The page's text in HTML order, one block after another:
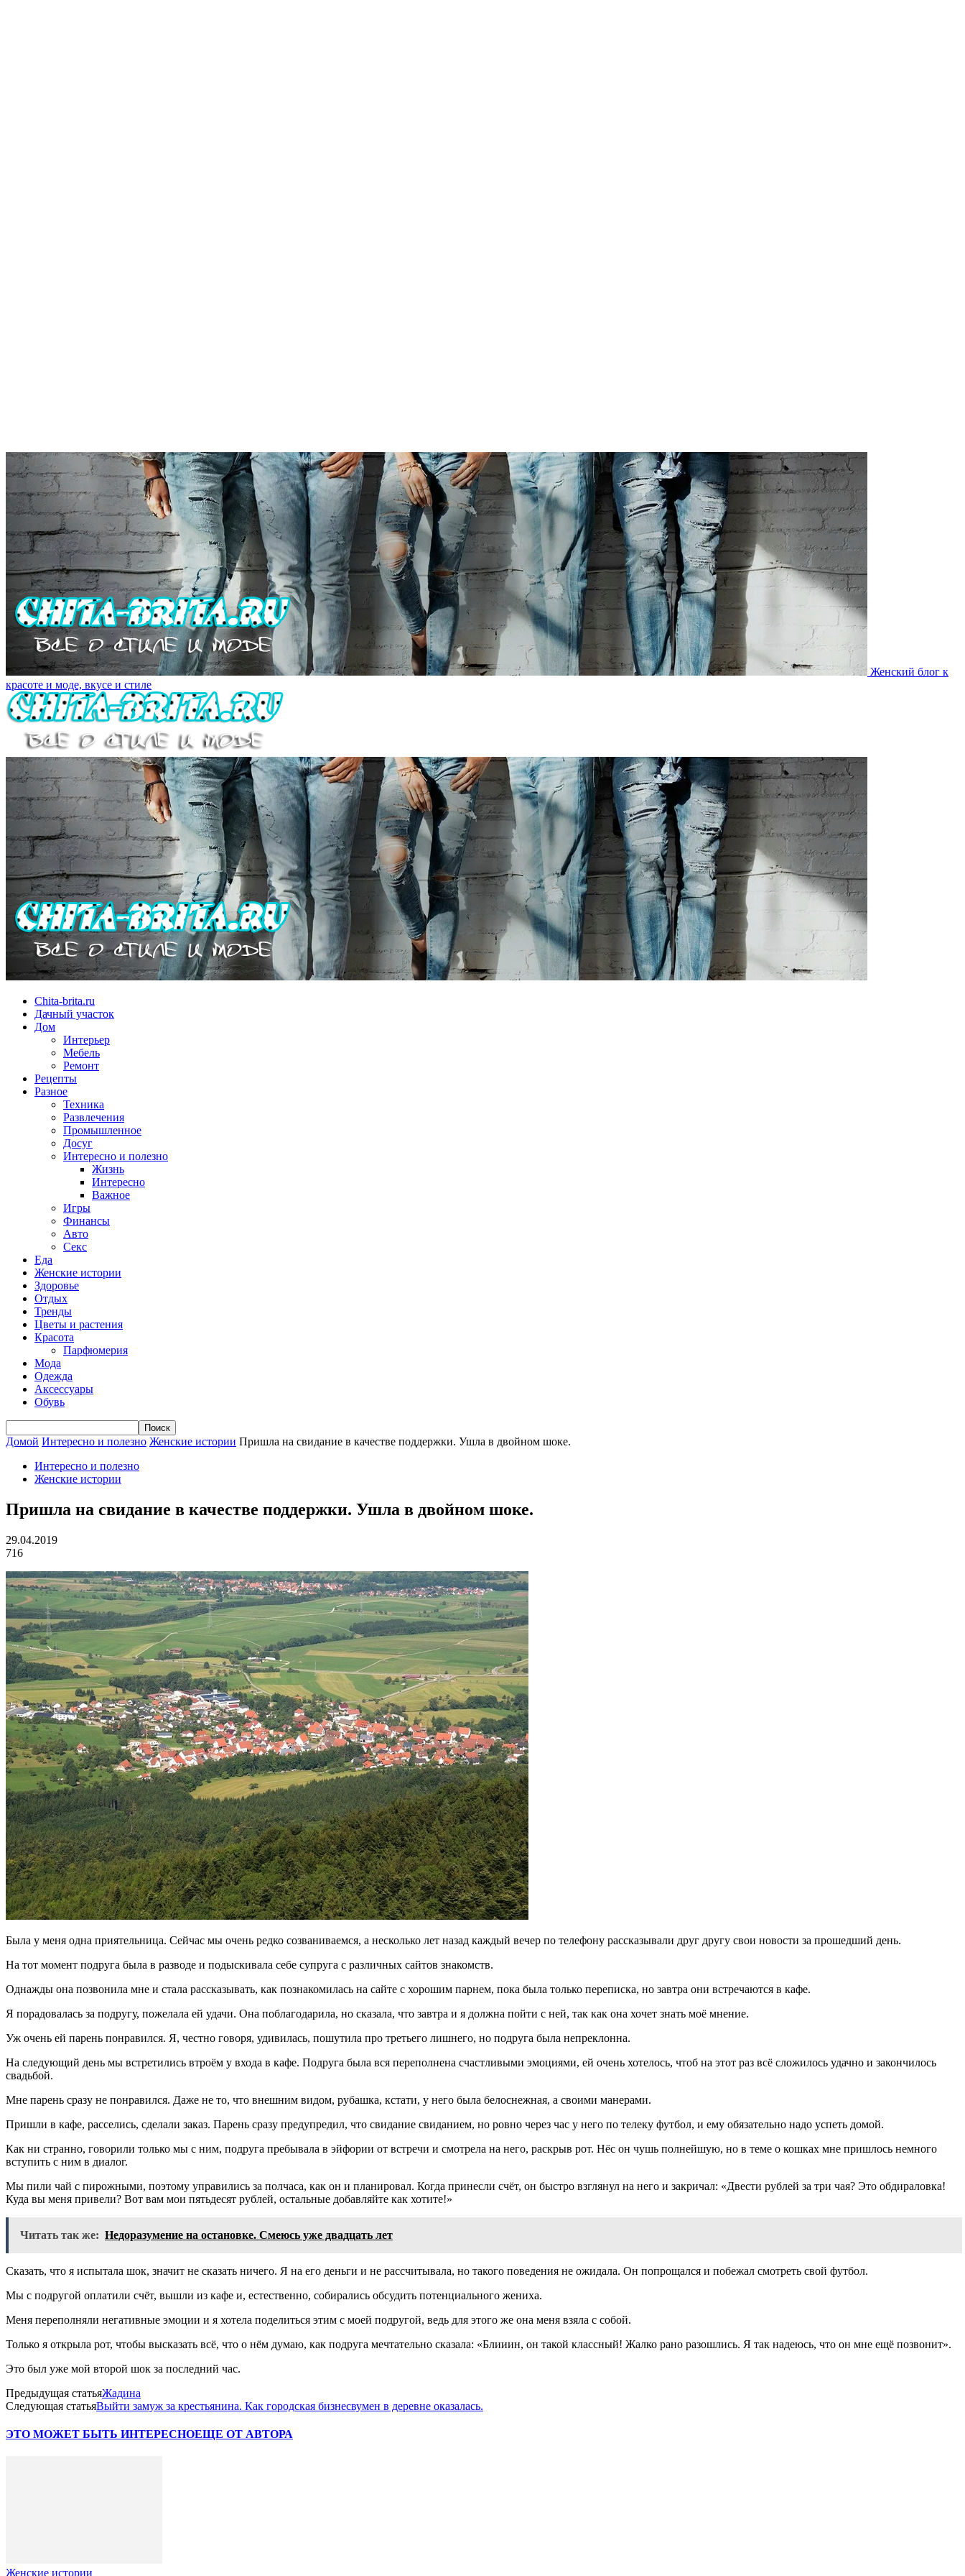
Женский блог к
красоте и моде, вкусе и стиле
Chita-brita.ru
Дачный участок
Дом
Интерьер
Мебель
Ремонт
Рецепты
Разное
Техника
Развлечения
Промышленное
Досуг
Интересно и полезно
Жизнь
Интересно
Важное
Игры
Финансы
Авто
Секс
Еда
Женские истории
Здоровье
Отдых
Тренды
Цветы и растения
Красота
Парфюмерия
Мода
Одежда
Аксессуары
Обувь
Домой Интересно и полезно Женские истории Пришла на свидание в качестве поддержки. Ушла в двойном шоке.
Интересно и полезно
Женские истории
Пришла на свидание в качестве поддержки. Ушла в двойном шоке.
29.04.2019
716
Была у меня одна приятельница. Сейчас мы очень редко созваниваемся, а несколько лет назад каждый вечер по телефону рассказывали друг другу свои новости за прошедший день.
На тот момент подруга была в разводе и подыскивала себе супруга с различных сайтов знакомств.
Однажды она позвонила мне и стала рассказывать, как познакомилась на сайте с хорошим парнем, пока была только переписка, но завтра они встречаются в кафе.
Я порадовалась за подругу, пожелала ей удачи. Она поблагодарила, но сказала, что завтра и я должна пойти с ней, так как она хочет знать моё мнение.
Уж очень ей парень понравился. Я, честно говоря, удивилась, пошутила про третьего лишнего, но подруга была непреклонна.
На следующий день мы встретились втроём у входа в кафе. Подруга была вся переполнена счастливыми эмоциями, ей очень хотелось, чтоб на этот раз всё сложилось удачно и закончилось
свадьбой.
Мне парень сразу не понравился. Даже не то, что внешним видом, рубашка, кстати, у него была белоснежная, а своими манерами.
Пришли в кафе, расселись, сделали заказ. Парень сразу предупредил, что свидание свиданием, но ровно через час у него по телеку футбол, и ему обязательно надо успеть домой.
Как ни странно, говорили только мы с ним, подруга пребывала в эйфории от встречи и смотрела на него, раскрыв рот. Нёс он чушь полнейшую, но в теме о кошках мне пришлось немного
вступить с ним в диалог.
Мы пили чай с пирожными, поэтому управились за полчаса, как он и планировал. Когда принесли счёт, он быстро взглянул на него и закричал: «Двести рублей за три чая? Это обдираловка!
Куда вы меня привели? Вот вам мои пятьдесят рублей, остальные добавляйте как хотите!»
Читать так же: Недоразумение на остановке. Смеюсь уже двадцать лет
Сказать, что я испытала шок, значит не сказать ничего. Я на его деньги и не рассчитывала, но такого поведения не ожидала. Он попрощался и побежал смотреть свой футбол.
Мы с подругой оплатили счёт, вышли из кафе и, естественно, собирались обсудить потенциального жениха.
Меня переполняли негативные эмоции и я хотела поделиться этим с моей подругой, ведь для этого же она меня взяла с собой.
Только я открыла рот, чтобы высказать всё, что о нём думаю, как подруга мечтательно сказала: «Блииин, он такой классный! Жалко рано разошлись. Я так надеюсь, что он мне ещё позвонит».
Это был уже мой второй шок за последний час.
Предыдущая статьяЖадина
Следующая статьяВыйти замуж за крестьянина. Как городская бизнесвумен в деревне оказалась.
ЭТО МОЖЕТ БЫТЬ ИНТЕРЕСНОЕЩЕ ОТ АВТОРА
Женские истории